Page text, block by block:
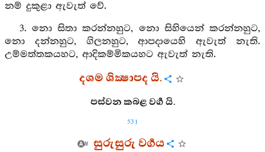
නම් දුකුළා ඇවැත් වේ.
3. නො සිතා කරන්නහුට, නො සිහියෙන් කරන්නහුට,
නො දන්නහුට, ගිලනහුට, ආපදායෙහි ඇවැත් නැති.
උම්මත්තකයහට, ආදිකම්මිකයහට ඇවැත් නැති.
දශම ශික්‍ෂාපද යි.
පස්වන කබළ වර්‍ග යි.
531
සුරුසුරු වර්‍ගය